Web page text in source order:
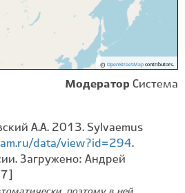
© OpenStreetMapcontributors.
Модератор Система
А.А. 2013. Sylvaemus
data/view?id=294.
Загружено: Андрей